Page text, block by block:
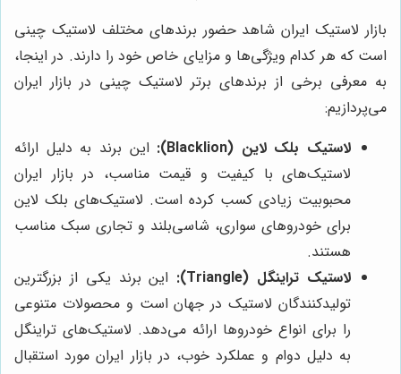
بازار لاستیک ایران شاهد حضور برندهای مختلف لاستیک چینی
است که هر کدام ویژگی‌ها و مزایای خاص خود را دارند. در اینجا،
به معرفی برخی از برندهای برتر لاستیک چینی در بازار ایران
می‌پردازیم:
لاستیک بلک لاین (Blacklion):
این برند به دلیل ارائه
لاستیک‌های با کیفیت و قیمت مناسب، در بازار ایران
محبوبیت زیادی کسب کرده است. لاستیک‌های بلک لاین
برای خودروهای سواری، شاسی‌بلند و تجاری سبک مناسب
هستند.
لاستیک تراینگل (Triangle):
این برند یکی از بزرگترین
تولیدکنندگان لاستیک در جهان است و محصولات متنوعی
را برای انواع خودروها ارائه می‌دهد. لاستیک‌های تراینگل
به دلیل دوام و عملکرد خوب، در بازار ایران مورد استقبال